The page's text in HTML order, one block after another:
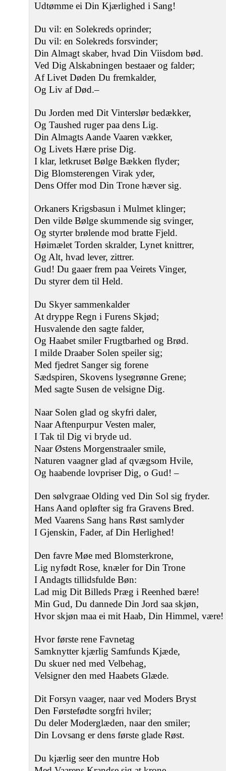
Udtømme ei Din Kjærlighed i Sang!
Du vil: en Solekreds oprinder;
Du vil: en Solekreds forsvinder;
Din Almagt skaber, hvad Din Viisdom bød.
Ved Dig Alskabningen bestaaer og falder;
Af Livet Døden Du fremkalder,
Og Liv af Død.‒
Du Jorden med Dit Vinterslør bedækker,
Og Taushed ruger paa dens Lig.
Din Almagts Aande Vaaren vækker,
Og Livets Hære prise Dig.
I klar, letkruset Bølge Bækken flyder;
Dig Blomsterengen Virak yder,
Dens Offer mod Din Trone hæver sig.
Orkaners Krigsbasun i Mulmet klinger;
Den vilde Bølge skummende sig svinger,
Og styrter brølende mod bratte Fjeld.
Høimælet Torden skralder, Lynet knittrer,
Og Alt, hvad lever, zittrer.
Gud! Du gaaer frem paa Veirets Vinger,
Du styrer dem til Held.
Du Skyer sammenkalder
At dryppe Regn i Furens Skjød;
Husvalende den sagte falder,
Og Haabet smiler Frugtbarhed og Brød.
I milde Draaber Solen speiler sig;
Med fjedret Sanger sig forene
Sædspiren, Skovens lysegrønne Grene;
Med sagte Susen de velsigne Dig.
Naar Solen glad og skyfri daler,
Naar Aftenpurpur Vesten maler,
I Tak til Dig vi bryde ud.
Naar Østens Morgenstraaler smile,
Naturen vaagner glad af qvægsom Hvile,
Og haabende lovpriser Dig, o Gud! ‒
Den sølvgraae Olding ved Din Sol sig fryder.
Hans Aand opløfter sig fra Gravens Bred.
Med Vaarens Sang hans Røst samlyder
I Gjenskin, Fader, af Din Herlighed!
Den favre Møe med Blomsterkrone,
Lig nyfødt Rose, knæler for Din Trone
I Andagts tillidsfulde Bøn:
Lad mig Dit Billeds Præg i Reenhed bære!
Min Gud, Du dannede Din Jord saa skjøn,
Hvor skjøn maa ei mit Haab, Din Himmel, være!
Hvor første rene Favnetag
Samknytter kjærlig Samfunds Kjæde,
Du skuer ned med Velbehag,
Velsigner den med Haabets Glæde.
Dit Forsyn vaager, naar ved Moders Bryst
Den Førstefødte sorgfri hviler;
Du deler Moderglæden, naar den smiler;
Din Lovsang er dens første glade Røst.
Du kjærlig seer den muntre Hob